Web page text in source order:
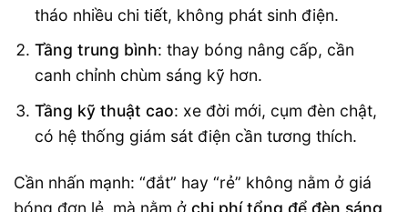
tháo nhiều chi tiết, không phát sinh điện.
Tầng trung bình: thay bóng nâng cấp, cần
canh chỉnh chùm sáng kỹ hơn.
Tầng kỹ thuật cao: xe đời mới, cụm đèn chật,
có hệ thống giám sát điện cần tương thích.
Cần nhấn mạnh: “đắt” hay “rẻ” không nằm ở giá
bóng đơn lẻ, mà nằm ở chi phí tổng để đèn sáng